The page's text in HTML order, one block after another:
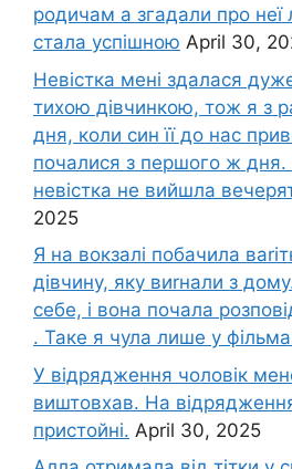
родичам а згадали про неї
стала успішною April 30,
Невістка мені здалася
тихою дівчинкою, тож я з
дня, коли син її до нас
почалися з першого ж
невістка не вийшла
2025
Я на вокзалі побачила
дівчину, яку виrнали з
себе, і вона почала
. Таке я чула лише у
У відрядження чоловік
виштовхав. На
пристойні. April 30, 2025